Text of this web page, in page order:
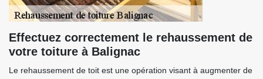
Effectuez correctement le rehaussement de
votre toiture à Balignac
Le rehaussement de toit est une opération visant à augmenter de